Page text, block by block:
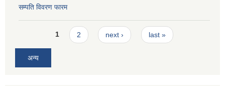
सम्पति विवरण फारम
Pages1 2 next › last »
अन्य